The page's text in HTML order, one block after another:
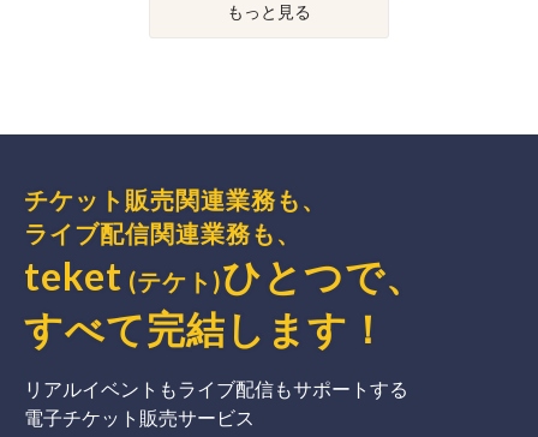
もっと見る
チケット販売関連業務も、
ライブ配信関連業務も、
teket (テケト)ひとつで、
すべて完結 します ！
リアルイベントもライブ配信もサポートする
電子チケット販売サービス